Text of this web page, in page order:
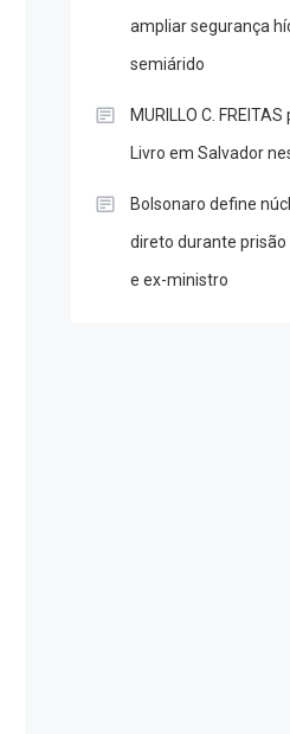
ampliar segurança
semiárido
MURILLO C.
Livro em Salvador
Bolsonaro define
direto durante
e ex-ministro